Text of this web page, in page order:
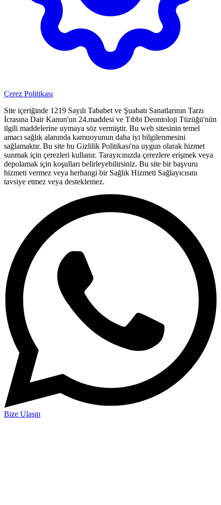
Çerez Politikası
Site içeriğinde 1219 Sayılı Tababet ve Şuabatı Sanatlarının Tarzı
İcrasına Dair Kanun'un 24.maddesi ve Tıbbi Deontoloji Tüzüğü'nün
ilgili maddelerine uymaya söz vermiştir. Bu web sitesinin temel
amacı sağlık alanında kamuoyunun daha iyi bilgilenmesini
sağlamaktır. Bu site bu Gizlilik Politikası'na uygun olarak hizmet
sunmak için çerezleri kullanır. Tarayıcınızda çerezlere erişmek veya
depolamak için koşulları belirleyebilirsiniz. Bu site bir başvuru
hizmeti vermez veya herhangi bir Sağlık Hizmeti Sağlayıcısını
tavsiye etmez veya desteklemez.
Bize Ulaşın